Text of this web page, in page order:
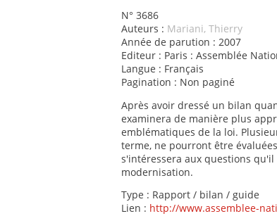
N° 3686
Auteurs : Mariani, Thierry
Année de parution : 2007
Editeur : Paris : Assemblée
Langue : Français
Pagination : Non paginé
Après avoir dressé un bilan
examinera de manière plus
emblématiques de la loi.
terme, ne pourront être
s'intéressera aux questions
modernisation.
Type : Rapport / bilan / guide
Lien : http://www.assemblee-